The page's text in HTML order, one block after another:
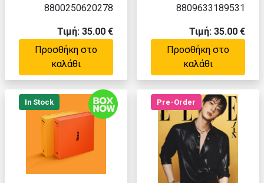
8800250620278
Τιμή: 35.00 €
Προσθήκη στο
καλάθι
8809633189531
Τιμή: 35.00 €
Προσθήκη στο
καλάθι
In Stock Pre-Order